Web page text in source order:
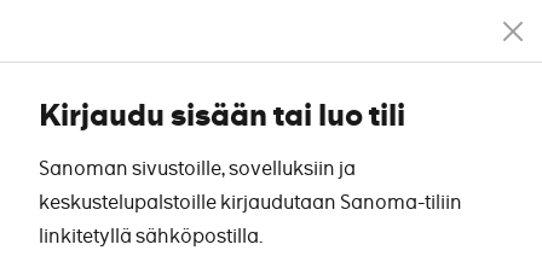
Kirjaudu sisään tai luo tili
Sanoman sivustoille, sovelluksiin ja
keskustelupalstoille kirjaudutaan Sanoma-tiliin
linkitetyllä sähköpostilla.